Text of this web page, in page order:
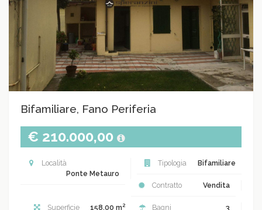
Bifamiliare, Fano Periferia
€ 210.000,00
Località
Ponte Metauro
Tipologia Bifamiliare
Contratto Vendita
Superficie 158.00 m2 Bagni 3